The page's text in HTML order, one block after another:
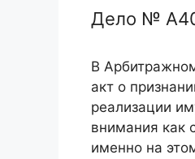
Дело №
В
акт о
реализации
внимания как
именно на